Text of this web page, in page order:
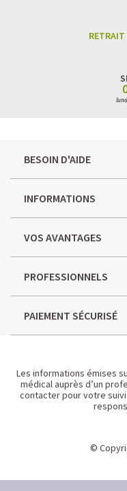
BESOIN D'AIDE
INFORMATIONS
VOS AVANTAGES
PROFESSIONNELS
PAIEMENT SÉCURISÉ
Les informations émises
médical auprès d’un
contacter pour votre
©